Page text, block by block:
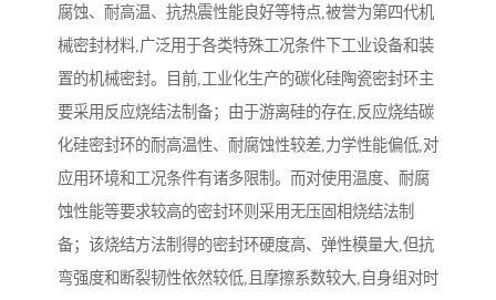
腐蚀、耐高温、抗热震性能良好等特点,被誉为第四代机
械密封材料,广泛用于各类特殊工况条件下工业设备和装
置的机械密封。目前,工业化生产的碳化硅陶瓷密封环主
要采用反应烧结法制备；由于游离硅的存在,反应烧结碳
化硅密封环的耐高温性、耐腐蚀性较差,力学性能偏低,对
应用环境和工况条件有诸多限制。而对使用温度、耐腐
蚀性能等要求较高的密封环则采用无压固相烧结法制
备；该烧结方法制得的密封环硬度高、弹性模量大,但抗
弯强度和断裂韧性依然较低,且摩擦系数较大,自身组对时